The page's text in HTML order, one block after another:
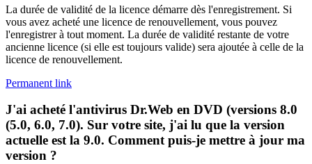
La durée de validité de la licence démarre dès l'enregistrement. Si
vous avez acheté une licence de renouvellement, vous pouvez
l'enregistrer à tout moment. La durée de validité restante de votre
ancienne licence (si elle est toujours valide) sera ajoutée à celle de la
licence de renouvellement.
Permanent link
J'ai acheté l'antivirus Dr.Web en DVD (versions 8.0
(5.0, 6.0, 7.0). Sur votre site, j'ai lu que la version
actuelle est la 9.0. Comment puis-je mettre à jour ma
version ?